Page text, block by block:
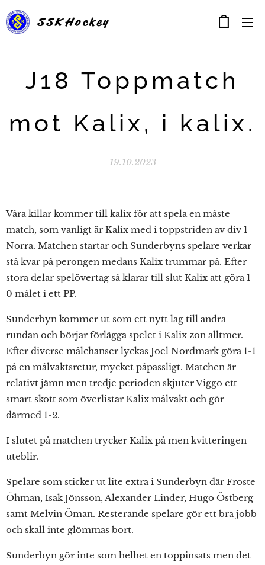
SSKHockey
J18 Toppmatch
mot Kalix, i kalix.
19.10.2023
Våra killar kommer till kalix för att spela en måste
match, som vanligt är Kalix med i toppstriden av div 1
Norra. Matchen startar och Sunderbyns spelare verkar
stå kvar på perongen medans Kalix trummar på. Efter
stora delar spelövertag så klarar till slut Kalix att göra 1-
0 målet i ett PP.
Sunderbyn kommer ut som ett nytt lag till andra
rundan och börjar förlägga spelet i Kalix zon alltmer.
Efter diverse målchanser lyckas Joel Nordmark göra 1-1
på en målvaktsretur, mycket påpassligt. Matchen är
relativt jämn men tredje perioden skjuter Viggo ett
smart skott som överlistar Kalix målvakt och gör
därmed 1-2.
I slutet på matchen trycker Kalix på men kvitteringen
uteblir.
Spelare som sticker ut lite extra i Sunderbyn där Froste
Öhman, Isak Jönsson, Alexander Linder, Hugo Östberg
samt Melvin Öman. Resterande spelare gör ett bra jobb
och skall inte glömmas bort.
Sunderbyn gör inte som helhet en toppinsats men det